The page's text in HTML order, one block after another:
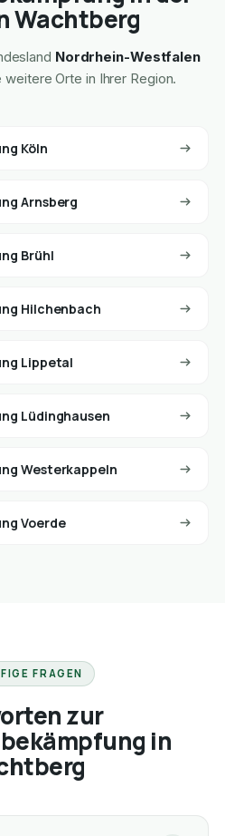
Wachtberg
Nordrhein-Westfalen
Orte in Ihrer Region.
Köln
Arnsberg
Brühl
Hilchenbach
Lippetal
Lüdinghausen
Westerkappeln
Voerde
FRAGEN
zur
in